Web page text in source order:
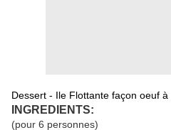
Dessert - Ile Flottante façon oeuf à
INGREDIENTS:
(pour 6 personnes)